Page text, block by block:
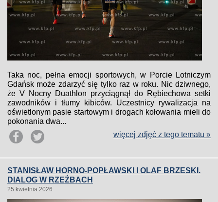
Taka noc, pełna emocji sportowych, w Porcie Lotniczym
Gdańsk może zdarzyć się tylko raz w roku. Nic dziwnego,
że V Nocny Duathlon przyciągnął do Rębiechowa setki
zawodników i tłumy kibiców. Uczestnicy rywalizacja na
oświetlonym pasie startowym i drogach kołowania mieli do
pokonania dwa...
więcej zdjęć z tego tematu »
STANISŁAW HORNO-POPŁAWSKI I OLAF BRZESKI.
DIALOG W RZEŹBACH
25 kwietnia 2026